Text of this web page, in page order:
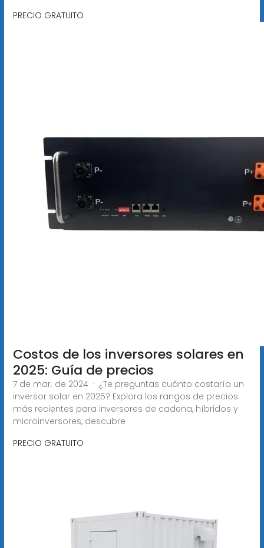
PRECIO GRATUITO
Costos de los inversores solares en
2025: Guía de precios
7 de mar. de 2024 · ¿Te preguntas cuánto costaría un
inversor solar en 2025? Explora los rangos de precios
más recientes para inversores de cadena, híbridos y
microinversores, descubre
PRECIO GRATUITO